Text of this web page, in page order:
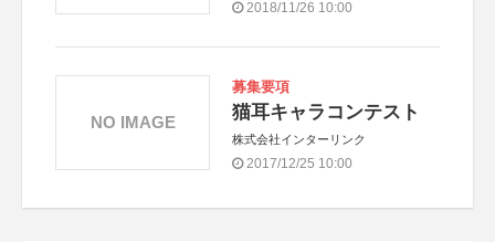
2018/11/26 10:00
募集要項
猫耳キャラコンテスト
株式会社インターリンク
2017/12/25 10:00
NO IMAGE